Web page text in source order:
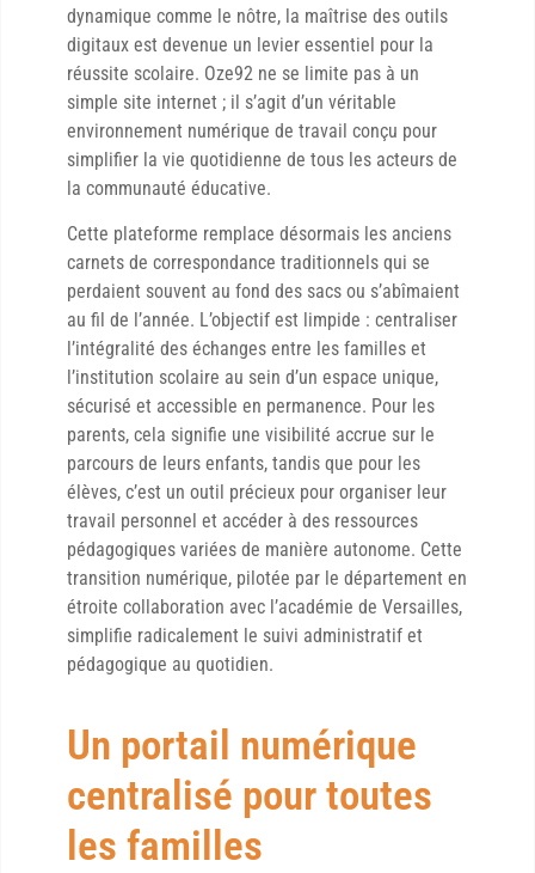
dynamique comme le nôtre, la maîtrise des outils
digitaux est devenue un levier essentiel pour la
réussite scolaire. Oze92 ne se limite pas à un
simple site internet ; il s’agit d’un véritable
environnement numérique de travail conçu pour
simplifier la vie quotidienne de tous les acteurs de
la communauté éducative.
Cette plateforme remplace désormais les anciens
carnets de correspondance traditionnels qui se
perdaient souvent au fond des sacs ou s’abîmaient
au fil de l’année. L’objectif est limpide : centraliser
l’intégralité des échanges entre les familles et
l’institution scolaire au sein d’un espace unique,
sécurisé et accessible en permanence. Pour les
parents, cela signifie une visibilité accrue sur le
parcours de leurs enfants, tandis que pour les
élèves, c’est un outil précieux pour organiser leur
travail personnel et accéder à des ressources
pédagogiques variées de manière autonome. Cette
transition numérique, pilotée par le département en
étroite collaboration avec l’académie de Versailles,
simplifie radicalement le suivi administratif et
pédagogique au quotidien.
Un portail numérique
centralisé pour toutes
les familles